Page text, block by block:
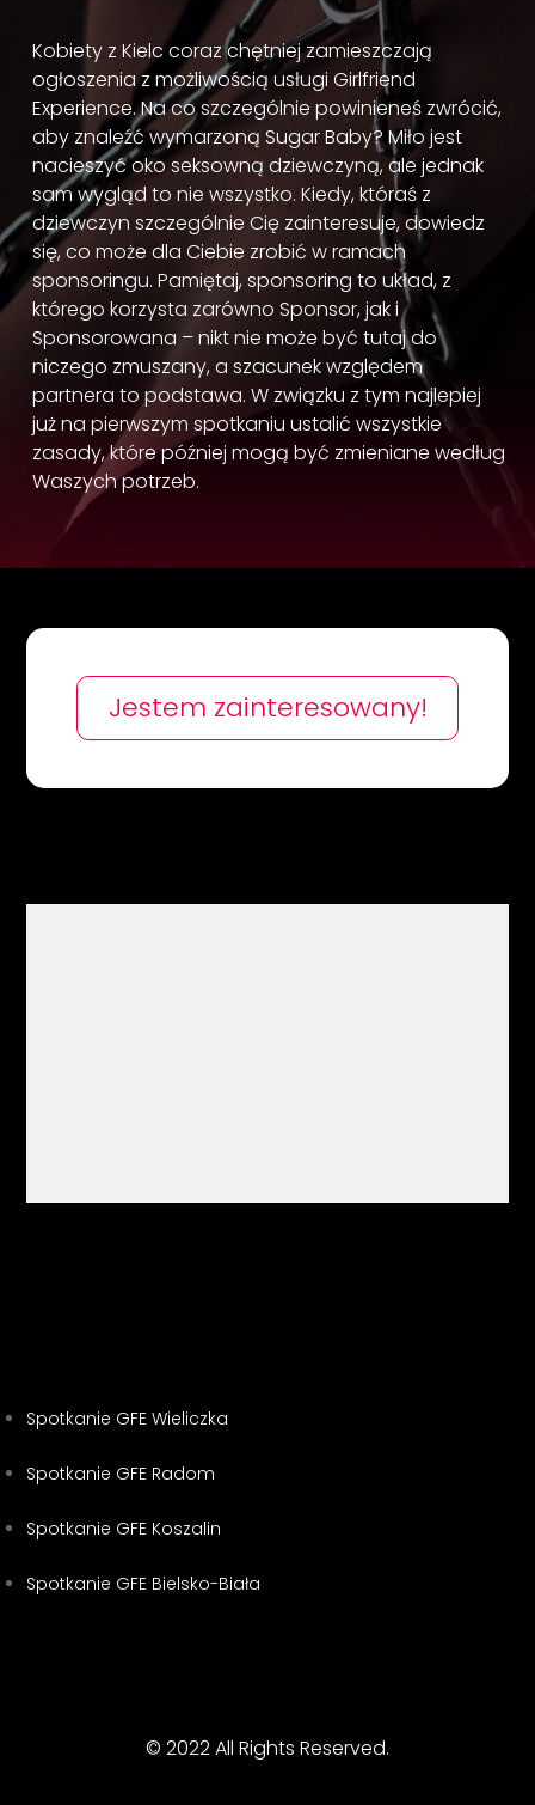
Kobiety z Kielc coraz chętniej zamieszczają
ogłoszenia z możliwością usługi Girlfriend
Experience. Na co szczególnie powinieneś zwrócić,
aby znaleźć wymarzoną Sugar Baby? Miło jest
nacieszyć oko seksowną dziewczyną, ale jednak
sam wygląd to nie wszystko. Kiedy, któraś z
dziewczyn szczególnie Cię zainteresuje, dowiedz
się, co może dla Ciebie zrobić w ramach
sponsoringu. Pamiętaj, sponsoring to układ, z
którego korzysta zarówno Sponsor, jak i
Sponsorowana – nikt nie może być tutaj do
niczego zmuszany, a szacunek względem
partnera to podstawa. W związku z tym najlepiej
już na pierwszym spotkaniu ustalić wszystkie
zasady, które później mogą być zmieniane według
Waszych potrzeb.
Jestem zainteresowany!
Spotkanie GFE Wieliczka
Spotkanie GFE Radom
Spotkanie GFE Koszalin
Spotkanie GFE Bielsko-Biała
© 2022 All Rights Reserved.